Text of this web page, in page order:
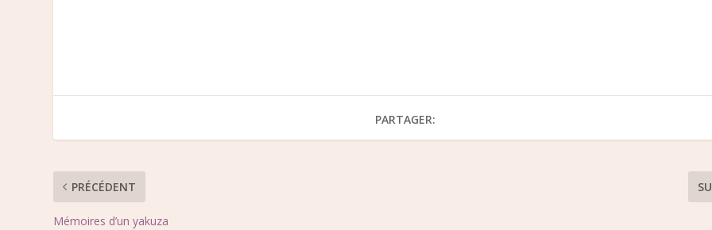
PARTAGER:
PRÉCÉDENT
Mémoires d’un yakuza